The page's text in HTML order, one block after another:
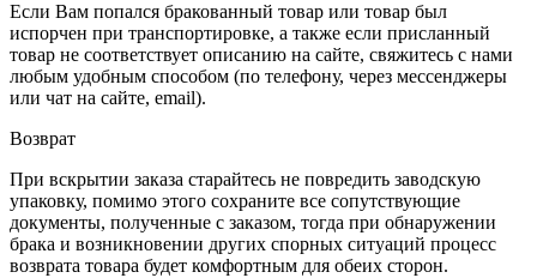
Если Вам попался бракованный товар или товар был
испорчен при транспортировке, а также если присланный
товар не соответствует описанию на сайте, свяжитесь с нами
любым удобным способом (по телефону, через мессенджеры
или чат на сайте, email).
Возврат
При вскрытии заказа старайтесь не повредить заводскую
упаковку, помимо этого сохраните все сопутствующие
документы, полученные с заказом, тогда при обнаружении
брака и возникновении других спорных ситуаций процесс
возврата товара будет комфортным для обеих сторон.